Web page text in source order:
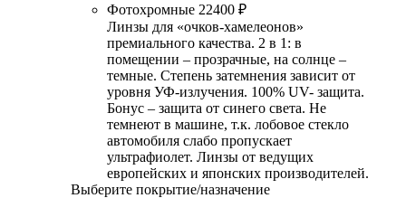
Фотохромные 22400 ₽
Линзы для «очков-хамелеонов»
премиального качества. 2 в 1: в
помещении – прозрачные, на солнце –
темные. Степень затемнения зависит от
уровня УФ-излучения. 100% UV- защита.
Бонус – защита от синего света. Не
темнеют в машине, т.к. лобовое стекло
автомобиля слабо пропускает
ультрафиолет. Линзы от ведущих
европейских и японских производителей.
Выберите покрытие/назначение